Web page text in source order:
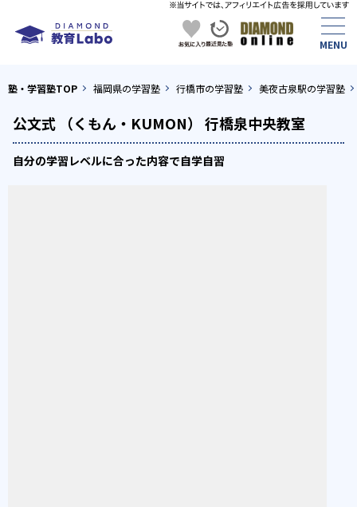
塾・学習塾TOP 福岡県の学習塾 行橋市の学習塾 美夜古泉駅の学習塾
公文式 （くもん・KUMON） 行橋泉中央教室
自分の学習レベルに合った内容で自学自習